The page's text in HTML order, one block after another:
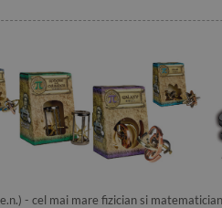
- cel mai mare fizician si